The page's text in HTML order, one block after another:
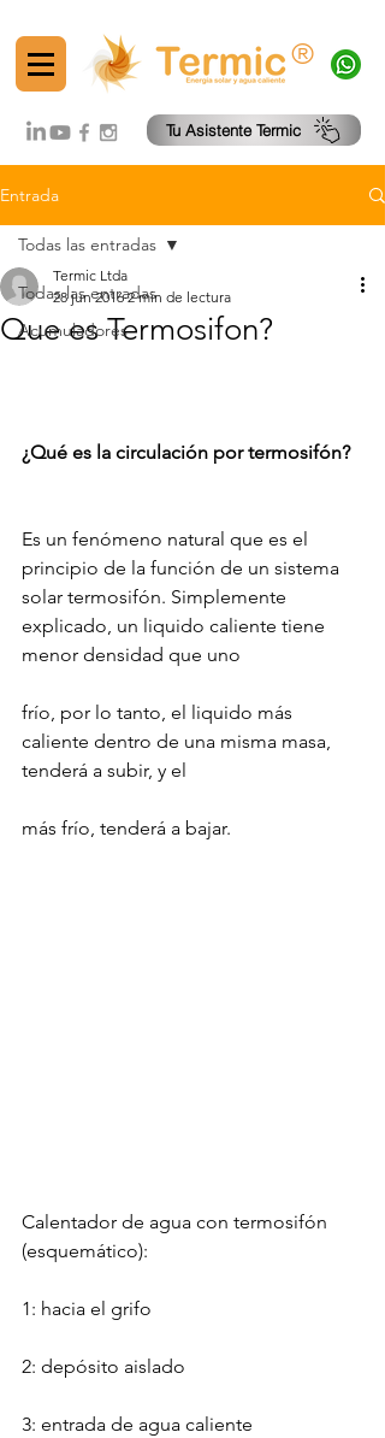
®
Tu Asistente Termic
Entrada
Todas las entradas
Acumuladores
Todas las entradas
Que es Termosifon?
Termic Ltda
28 jun 2016 2 min de lectura
¿Qué es la circulación por termosifón?
Es un fenómeno natural que es el
principio de la función de un sistema
solar termosifón. Simplemente
explicado, un liquido caliente tiene
menor densidad que uno
frío, por lo tanto, el liquido más
caliente dentro de una misma masa,
tenderá a subir, y el
más frío, tenderá a bajar.
Calentador de agua con termosifón
(esquemático):
1: hacia el grifo
2: depósito aislado
3: entrada de agua caliente